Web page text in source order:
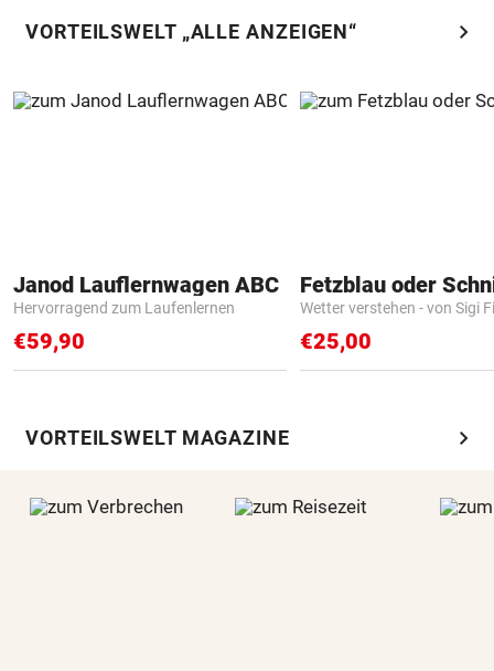
VORTEILSWELT „ALLE ANZEIGEN“ chevron_right
Janod Lauflernwagen ABC
Hervorragend zum Laufenlernen
€59,90
Fetzblau oder
Wetter verstehen - von Sigi
€25,00
VORTEILSWELT MAGAZINE chevron_right